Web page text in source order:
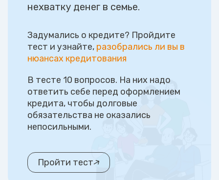
нехватку денег в семье.
Задумались о кредите? Пройдите
тест и узнайте, разобрались ли вы в
нюансах кредитования
В тесте 10 вопросов. На них надо
ответить себе перед оформлением
кредита, чтобы долговые
обязательства не оказались
непосильными.
Пройти тест